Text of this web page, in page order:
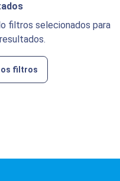
filtros selecionados para
os filtros